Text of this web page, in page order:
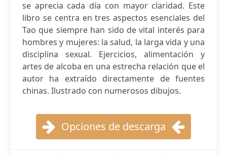
se aprecia cada día con mayor claridad. Este
libro se centra en tres aspectos esenciales del
Tao que siempre han sido de vital interés para
hombres y mujeres: la salud, la larga vida y una
disciplina sexual. Ejercicios, alimentación y
artes de alcoba en una estrecha relación que el
autor ha extraído directamente de fuentes
chinas. Ilustrado con numerosos dibujos.
Opciones de descarga